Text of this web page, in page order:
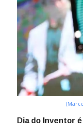
Dia do Inventor